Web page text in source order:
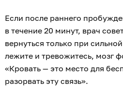
Если после раннего
в течение 20 минут, врач
вернуться только при
лежите и тревожитесь, мозг
«Кровать — это место для
разорвать эту связь».